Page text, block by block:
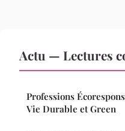
Actu — Lectures
Professions
Vie Durable et Green